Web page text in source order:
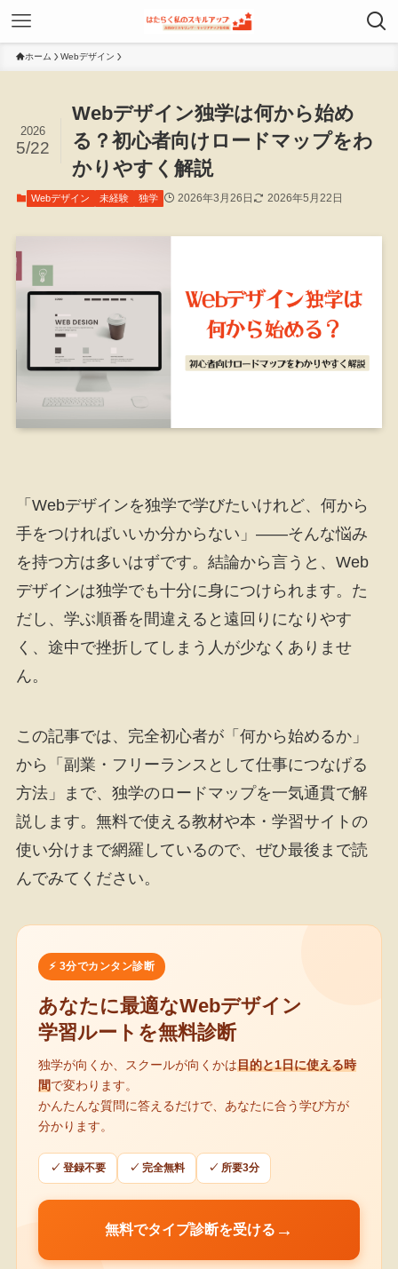
ホーム Webデザイン
Webデザイン独学は何から始め
る？初心者向けロードマップをわ
かりやすく解説
2026
5/22
Webデザイン 未経験 独学 2026年3月26日 2026年5月22日
「Webデザインを独学で学びたいけれど、何から
手をつければいいか分からない」——そんな悩み
を持つ方は多いはずです。結論から言うと、Web
デザインは独学でも十分に身につけられます。た
だし、学ぶ順番を間違えると遠回りになりやす
く、途中で挫折してしまう人が少なくありませ
ん。
この記事では、完全初心者が「何から始めるか」
から「副業・フリーランスとして仕事につなげる
方法」まで、独学のロードマップを一気通貫で解
説します。無料で使える教材や本・学習サイトの
使い分けまで網羅しているので、ぜひ最後まで読
んでみてください。
⚡ 3分でカンタン診断
あなたに最適なWebデザイン
学習ルートを無料診断
独学が向くか、スクールが向くかは目的と1日に使える時
間で変わります。
かんたんな質問に答えるだけで、あなたに合う学び方が
分かります。
✓ 登録不要 ✓ 完全無料 ✓ 所要3分
無料でタイプ診断を受ける →